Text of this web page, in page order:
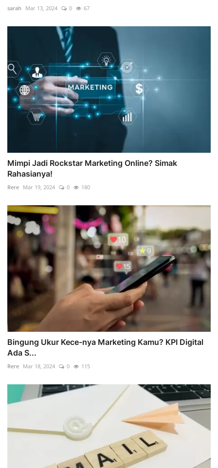
sarah Mar 13, 2024 0 67
Mimpi Jadi Rockstar Marketing Online? Simak
Rahasianya!
Rere Mar 19, 2024 0 180
Bingung Ukur Kece-nya Marketing Kamu? KPI Digital
Ada S...
Rere Mar 18, 2024 0 115